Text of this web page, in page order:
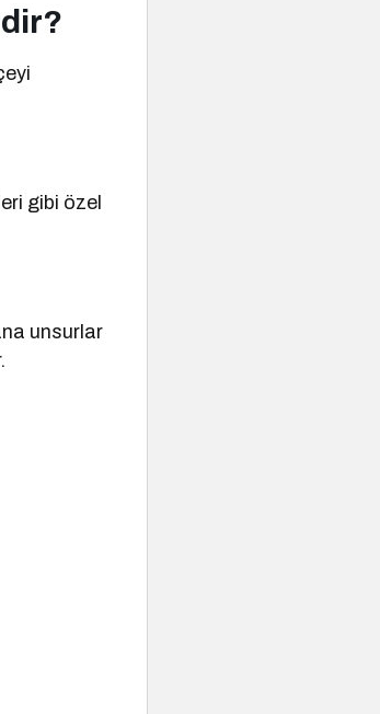
gibi özel
unsurlar